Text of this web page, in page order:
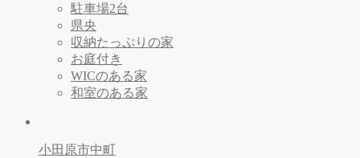
駐車場2台
県央
収納たっぷりの家
お庭付き
WICのある家
和室のある家
小田原市中町